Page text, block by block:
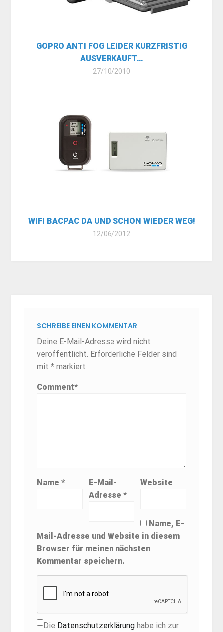
GOPRO ANTI FOG LEIDER KURZFRISTIG
AUSVERKAUFT…
27/10/2010
WIFI BACPAC DA UND SCHON WIEDER WEG!
12/06/2012
SCHREIBE EINEN KOMMENTAR
Deine E-Mail-Adresse wird nicht
veröffentlicht. Erforderliche Felder sind
mit* markiert
Comment*
Name*
E-Mail-
Adresse *
Website
Name, E-
Mail-Adresse und Website in diesem
Browser für meinen nächsten
Kommentar speichern.
Die Datenschutzerklärunghabe ich zur